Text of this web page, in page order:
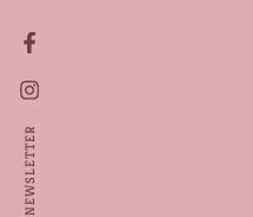
Facebook
Instagram
NEWSLETTER